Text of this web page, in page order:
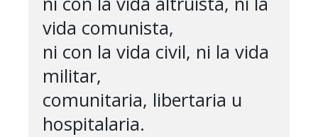
vida comunista,
ni con la vida civil, ni la vida
militar,
comunitaria, libertaria u
hospitalaria.